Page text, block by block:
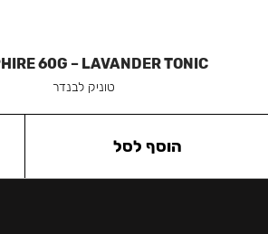
60G – LAVANDER TONIC
טוניק לבנדר
הוסף לסל